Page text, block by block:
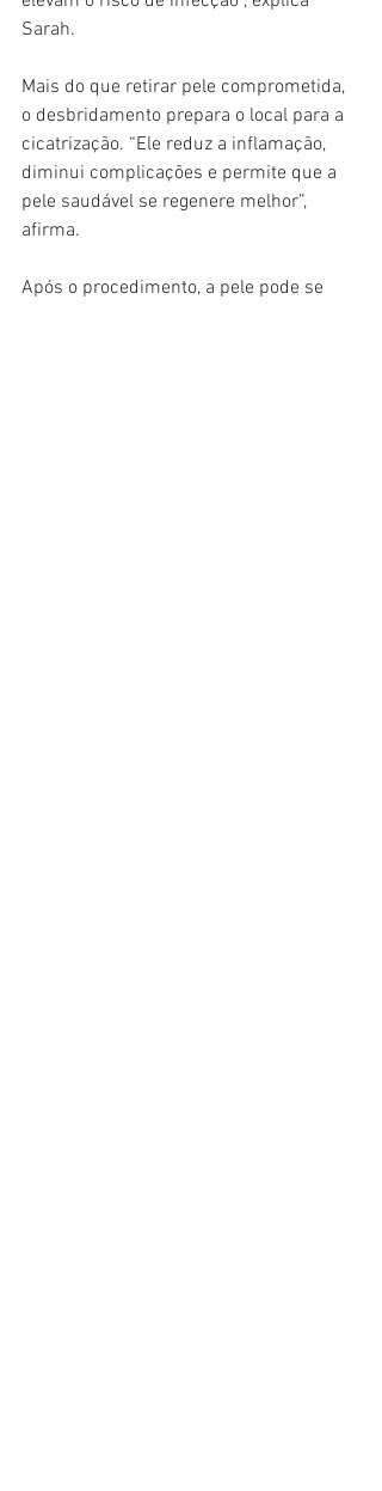
Sarah.
Mais do que retirar pele comprometida,
o desbridamento prepara o local para a
cicatrização. “Ele reduz a inflamação,
diminui complicações e permite que a
pele saudável se regenere melhor”,
afirma.
Após o procedimento, a pele pode se